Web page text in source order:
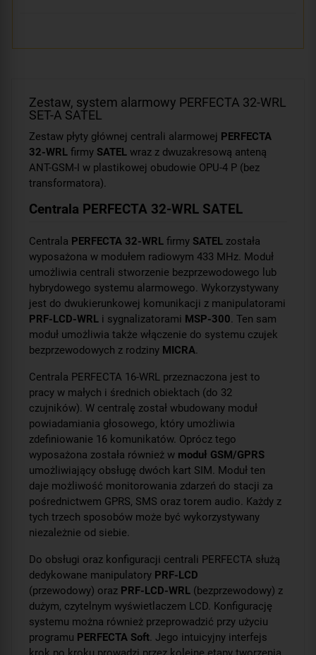
Zestaw, system alarmowy PERFECTA 32-WRL
SET-A SATEL
Zestaw płyty głównej centrali alarmowej PERFECTA
32-WRL firmy SATEL wraz z dwuzakresową anteną
ANT-GSM-I w plastikowej obudowie OPU-4 P (bez
transformatora).
Centrala PERFECTA 32-WRL SATEL
Centrala PERFECTA 32-WRL firmy SATEL została
wyposażona w modułem radiowym 433 MHz. Moduł
umożliwia centrali stworzenie bezprzewodowego lub
hybrydowego systemu alarmowego. Wykorzystywany
jest do dwukierunkowej komunikacji z manipulatorami
PRF-LCD-WRL i sygnalizatorami MSP-300. Ten sam
moduł umożliwia także włączenie do systemu czujek
bezprzewodowych z rodziny MICRA.
Centrala PERFECTA 16-WRL przeznaczona jest to
pracy w małych i średnich obiektach (do 32
czujników). W centralę został wbudowany moduł
powiadamiania głosowego, który umożliwia
zdefiniowanie 16 komunikatów. Oprócz tego
wyposażona została również w moduł GSM/GPRS
umożliwiający obsługę dwóch kart SIM. Moduł ten
daje możliwość monitorowania zdarzeń do stacji za
pośrednictwem GPRS, SMS oraz torem audio. Każdy z
tych trzech sposobów może być wykorzystywany
niezależnie od siebie.
Do obsługi oraz konfiguracji centrali PERFECTA służą
dedykowane manipulatory PRF-LCD
(przewodowy) oraz PRF-LCD-WRL (bezprzewodowy) z
dużym, czytelnym wyświetlaczem LCD. Konfigurację
systemu można również przeprowadzić przy użyciu
programu PERFECTA Soft. Jego intuicyjny interfejs